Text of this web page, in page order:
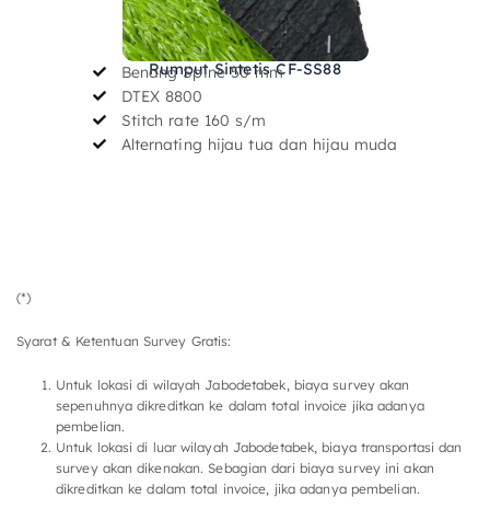
Rumput Sintetis CF-SS88
Benang Spine 50 mm
DTEX 8800
Stitch rate 160 s/m
Alternating hijau tua dan hijau muda
(*)
Syarat & Ketentuan Survey Gratis:
Untuk lokasi di wilayah Jabodetabek, biaya survey akan
sepenuhnya dikreditkan ke dalam total invoice jika adanya
pembelian.
Untuk lokasi di luar wilayah Jabodetabek, biaya transportasi dan
survey akan dikenakan. Sebagian dari biaya survey ini akan
dikreditkan ke dalam total invoice, jika adanya pembelian.